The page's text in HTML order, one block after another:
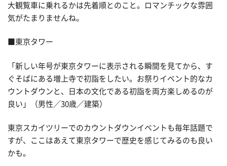
大観覧車に乗れるかは先着順とのこと。ロマンチックな雰囲
気がたまりませんね。
■東京タワー
「新しい年号が東京タワーに表示される瞬間を見てから、す
ぐそばにある増上寺で初詣をしたい。お祭りイベント的なカ
ウントダウンと、日本の文化である初詣を両方楽しめるのが
良い」（男性／30歳／建築）
東京スカイツリーでのカウントダウンイベントも毎年話題で
すが、ここはあえて東京タワーで歴史を感じてみるのも良い
かも。